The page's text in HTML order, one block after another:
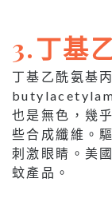
3.丁基
丁基乙酰氨基
也是無色，幾
些合成纖維。
刺激眼睛。美
蚊產品。